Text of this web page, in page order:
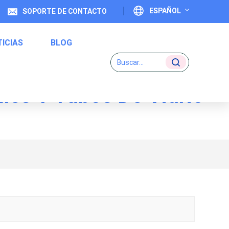
ESPAÑOL
Deutsch
SOPORTE DE CONTACTO
BLOG
Y Tubos De Vidrio